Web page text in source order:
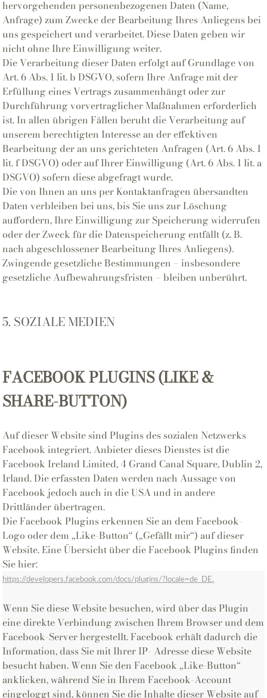
hervorgehenden personenbezogenen Daten (Name,
Anfrage) zum Zwecke der Bearbeitung Ihres Anliegens bei
uns gespeichert und verarbeitet. Diese Daten geben wir
nicht ohne Ihre Einwilligung weiter.
Die Verarbeitung dieser Daten erfolgt auf Grundlage von
Art. 6 Abs. 1 lit. b DSGVO, sofern Ihre Anfrage mit der
Erfüllung eines Vertrags zusammenhängt oder zur
Durchführung vorvertraglicher Maßnahmen erforderlich
ist. In allen übrigen Fällen beruht die Verarbeitung auf
unserem berechtigten Interesse an der effektiven
Bearbeitung der an uns gerichteten Anfragen (Art. 6 Abs. 1
lit. f DSGVO) oder auf Ihrer Einwilligung (Art. 6 Abs. 1 lit. a
DSGVO) sofern diese abgefragt wurde.
Die von Ihnen an uns per Kontaktanfragen übersandten
Daten verbleiben bei uns, bis Sie uns zur Löschung
auffordern, Ihre Einwilligung zur Speicherung widerrufen
oder der Zweck für die Datenspeicherung entfällt (z. B.
nach abgeschlossener Bearbeitung Ihres Anliegens).
Zwingende gesetzliche Bestimmungen – insbesondere
gesetzliche Aufbewahrungsfristen – bleiben unberührt.
5. SOZIALE MEDIEN
FACEBOOK PLUGINS (LIKE &
SHARE-BUTTON)
Auf dieser Website sind Plugins des sozialen Netzwerks
Facebook integriert. Anbieter dieses Dienstes ist die
Facebook Ireland Limited, 4 Grand Canal Square, Dublin 2,
Irland. Die erfassten Daten werden nach Aussage von
Facebook jedoch auch in die USA und in andere
Drittländer übertragen.
Die Facebook Plugins erkennen Sie an dem Facebook-
Logo oder dem „Like-Button“ („Gefällt mir“) auf dieser
Website. Eine Übersicht über die Facebook Plugins finden
Sie hier:
https://developers.facebook.com/docs/plugins/?locale=de_DE.
Wenn Sie diese Website besuchen, wird über das Plugin
eine direkte Verbindung zwischen Ihrem Browser und dem
Facebook-Server hergestellt. Facebook erhält dadurch die
Information, dass Sie mit Ihrer IP- Adresse diese Website
besucht haben. Wenn Sie den Facebook „Like-Button“
anklicken, während Sie in Ihrem Facebook-Account
eingeloggt sind, können Sie die Inhalte dieser Website auf